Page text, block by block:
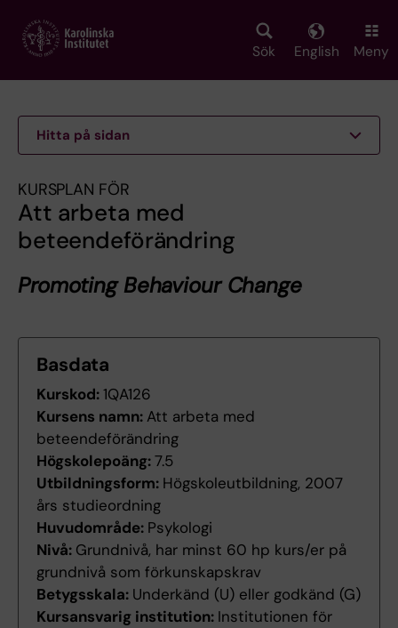
main
Sök English Meny
Hitta på sidan
KURSPLAN FÖR
Att arbeta med
beteendeförändring
Promoting Behaviour Change
Basdata
Kurskod:1QA126
Kursens namn: Att arbeta med
beteendeförändring
Högskolepoäng:7.5
Utbildningsform: Högskoleutbildning, 2007
års studieordning
Huvudområde: Psykologi
Nivå: Grundnivå, har minst 60 hp kurs/er på
grundnivå som förkunskapskrav
Betygsskala: Underkänd (U) eller godkänd (G)
Kursansvarig institution: Institutionen för